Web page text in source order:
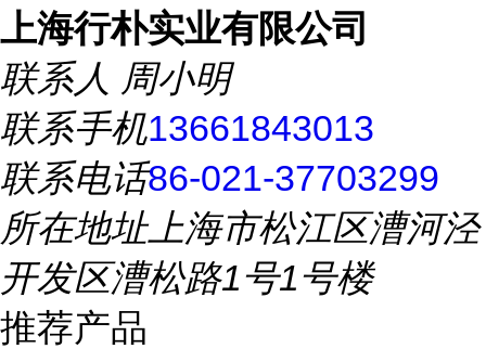
上海行朴实业有限公司
联系人 周小明
联系手机13661843013
联系电话86-021-37703299
所在地址上海市松江区漕河泾
开发区漕松路1号1号楼
推荐产品